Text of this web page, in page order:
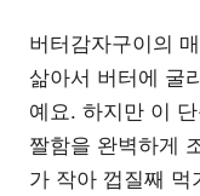
버터감자구이의
삶아서 버터에 굴
예요. 하지만 이
짤함을 완벽하게
가 작아 껍질째 먹